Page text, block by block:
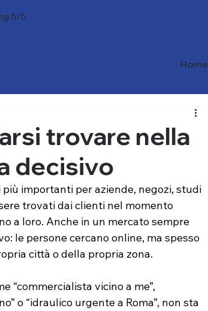
5/5.
Home
trovare nella
decisivo
importanti per aziende, negozi, studi
trovati dai clienti nel momento
a loro. Anche in un mercato sempre
le persone cercano online, ma spesso
città o della propria zona.
“commercialista vicino a me”,
o “idraulico urgente a Roma”, non sta